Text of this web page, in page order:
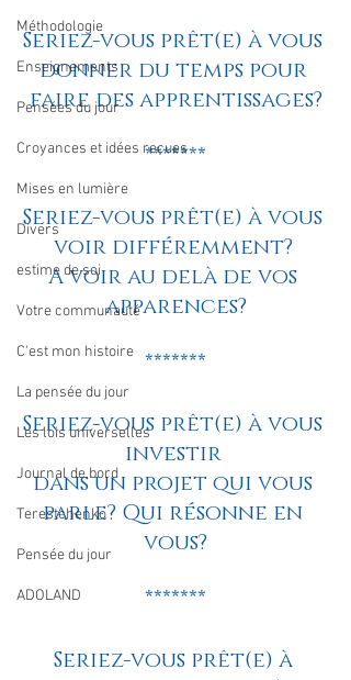
Méthodologie
Enseignements
Pensées du jour
Croyances et idées reçues
Mises en lumière
Divers
estime de soi
Votre communauté
C'est mon histoire
La pensée du jour
Les lois universelles
Journal de bord
Terestchenko
Pensée du jour
ADOLAND
Seriez-vous prêt(e) à vous
donner du temps pour
faire des apprentissages?
*******
Seriez-vous prêt(e) à vous
voir différemment?
A voir au delà de vos
apparences?
*******
Seriez-vous prêt(e) à vous
investir
dans un projet qui vous
parle? Qui résonne en
vous?
*******
Seriez-vous prêt(e) à